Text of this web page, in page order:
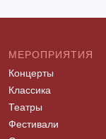
МЕРОПРИЯТИЯ
Концерты
Классика
Театры
Фестивали